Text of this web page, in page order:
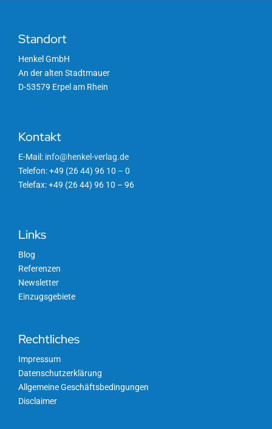
Standort
Henkel GmbH
An der alten Stadtmauer
D-53579 Erpel am Rhein
Kontakt
E-Mail: info@henkel-verlag.de
Telefon: +49 (26 44) 96 10 – 0
Telefax: +49 (26 44) 96 10 – 96
Links
Blog
Referenzen
Newsletter
Einzugsgebiete
Rechtliches
Impressum
Datenschutzerklärung
Allgemeine Geschäftsbedingungen
Disclaimer